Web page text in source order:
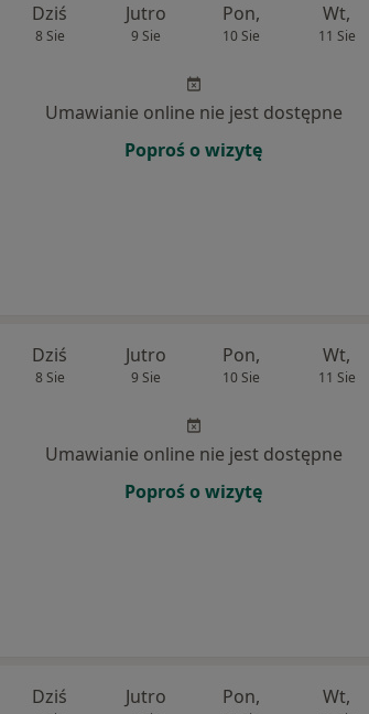
Dziś
8 Sie
Jutro
9 Sie
Pon,
10 Sie
Wt,
11 Sie
Umawianie online nie jest dostępne
Poproś o wizytę
Dziś
8 Sie
Jutro
9 Sie
Pon,
10 Sie
Wt,
11 Sie
Umawianie online nie jest dostępne
Poproś o wizytę
Dziś Jutro Pon, Wt,